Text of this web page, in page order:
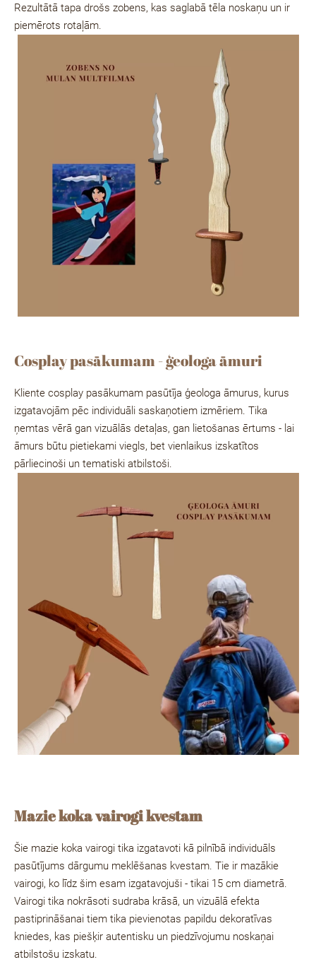
Rezultātā tapa drošs zobens, kas saglabā tēla noskaņu un ir
piemērots rotaļām.
Cosplay pasākumam - ģeologa āmuri
Kliente cosplay pasākumam pasūtīja ģeologa āmurus, kurus
izgatavojām pēc individuāli saskaņotiem izmēriem. Tika
ņemtas vērā gan vizuālās detaļas, gan lietošanas ērtums - lai
āmurs būtu pietiekami viegls, bet vienlaikus izskatītos
pārliecinoši un tematiski atbilstoši.
Mazie koka vairogi kvestam
Šie mazie koka vairogi tika izgatavoti kā pilnībā individuāls
pasūtījums dārgumu meklēšanas kvestam. Tie ir mazākie
vairogi, ko līdz šim esam izgatavojuši - tikai 15 cm diametrā
Vairogi tika nokrāsoti sudraba krāsā, un vizuālā efekta
pastiprināšanai tiem tika pievienotas papildu dekoratīvas
kniedes, kas piešķir autentisku un piedzīvojumu noskaņai
atbilstošu izskatu.